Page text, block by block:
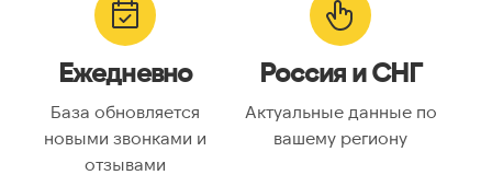
Ежедневно
База обновляется
новыми звонками и
отзывами
Россия и СНГ
Актуальные данные по
вашему региону